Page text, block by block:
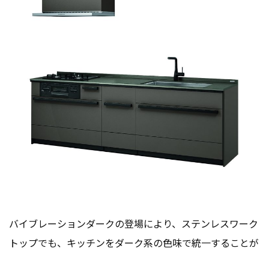
バイブレーションダークの登場により、ステンレスワーク
トップでも、キッチンをダーク系の色味で統一することが